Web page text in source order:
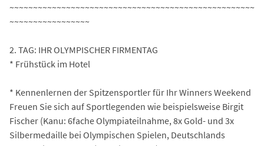
~~~~~~~~~~~~~~~~~~~~~~~~~~~~~~~~~~~~~~~~~~~~~~~~~~~~
~~~~~~~~~~~~~~~~~
2. TAG: IHR OLYMPISCHER FIRMENTAG
* Frühstück im Hotel
* Kennenlernen der Spitzensportler für Ihr Winners Weekend
Freuen Sie sich auf Sportlegenden wie beispielsweise Birgit
Fischer (Kanu: 6fache Olympiateilnahme, 8x Gold- und 3x
Silbermedaille bei Olympischen Spielen, Deutschlands